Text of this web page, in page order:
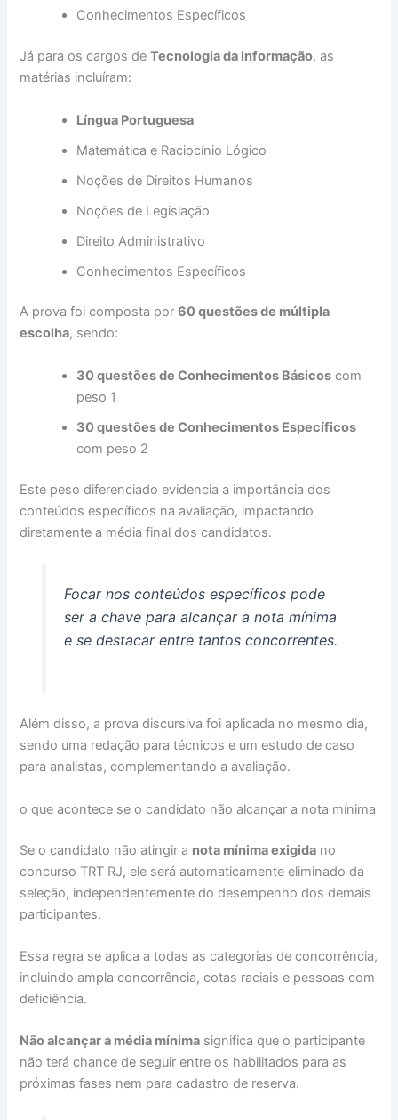
Conhecimentos Específicos
Já para os cargos deTecnologia da Informação, as
matérias incluíram:
Língua Portuguesa
Matemática e Raciocínio Lógico
Noções de Direitos Humanos
Noções de Legislação
Direito Administrativo
Conhecimentos Específicos
A prova foi composta por60 questões de múltipla
escolha, sendo:
30 questões de Conhecimentos Básicos com
peso 1
30 questões de Conhecimentos Específicos
com peso 2
Este peso diferenciado evidencia a importância dos
conteúdos específicos na avaliação, impactando
diretamente a média final dos candidatos.
Focar nos conteúdos específicos pode
ser a chave para alcançar a nota mínima
e se destacar entre tantos concorrentes.
Além disso, a prova discursiva foi aplicada no mesmo dia,
sendo uma redação para técnicos e um estudo de caso
para analistas, complementando a avaliação.
o que acontece se o candidato não alcançar a nota mínima
Se o candidato não atingir a nota mínima exigida no
concurso TRT RJ, ele será automaticamente eliminado da
seleção, independentemente do desempenho dos demais
participantes.
Essa regra se aplica a todas as categorias de concorrência,
incluindo ampla concorrência, cotas raciais e pessoas com
deficiência.
Não alcançar a média mínima significa que o participante
não terá chance de seguir entre os habilitados para as
próximas fases nem para cadastro de reserva.